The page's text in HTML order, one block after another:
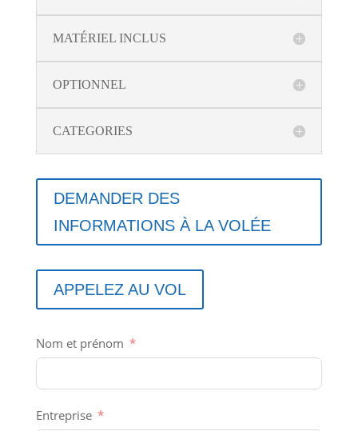
MATÉRIEL INCLUS
OPTIONNEL
CATEGORIES
DEMANDER DES
INFORMATIONS À LA VOLÉE
APPELEZ AU VOL
Nom et prénom
Entreprise